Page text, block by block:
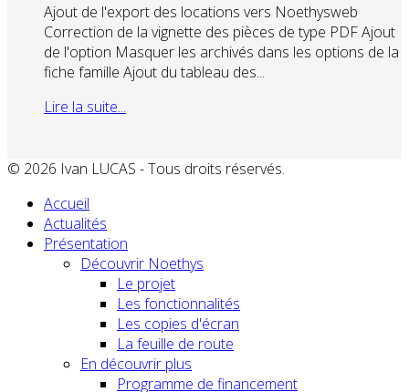
Ajout de l'export des locations vers Noethysweb
Correction de la vignette des pièces de type PDF Ajout
de l'option Masquer les archivés dans les options de la
fiche famille Ajout du tableau des...
Lire la suite...
© 2026 Ivan LUCAS - Tous droits réservés.
Accueil
Actualités
Présentation
Découvrir Noethys
Le projet
Les fonctionnalités
Les copies d'écran
La feuille de route
En découvrir plus
Programme de financement